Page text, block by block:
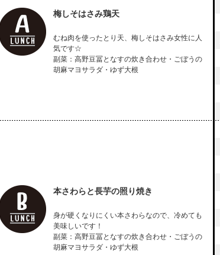
梅しそはさみ鶏天
むね肉を使ったとり天、梅しそはさみ女性に人
気です☆
副菜：高野豆冨となすの炊き合わせ・ごぼうの
胡麻マヨサラダ・ゆず大根
本さわらと長芋の照り焼き
身が硬くなりにくい本さわらなので、冷めても
美味しいです！
副菜：高野豆冨となすの炊き合わせ・ごぼうの
胡麻マヨサラダ・ゆず大根